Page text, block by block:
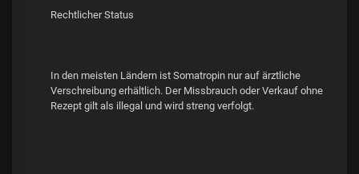
Rechtlicher Status
In den meisten Ländern ist Somatropin nur auf ärztliche
Verschreibung erhältlich. Der Missbrauch oder Verkauf ohne
Rezept gilt als illegal und wird streng verfolgt.